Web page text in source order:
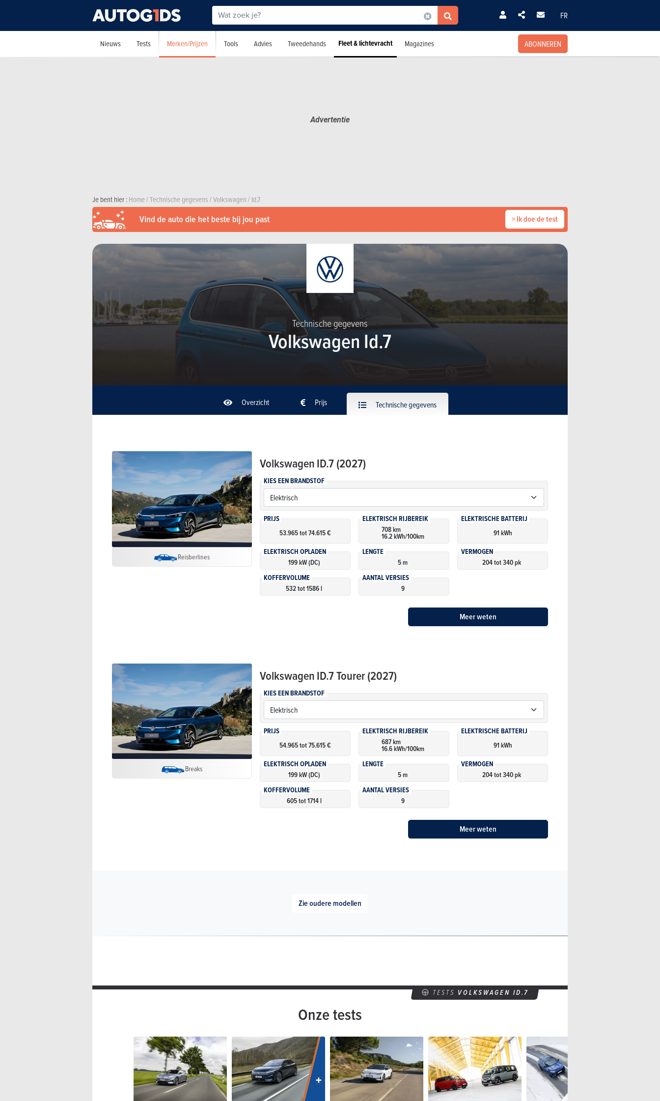
FR
Nieuws Tests Merken/Prijzen Tools Advies Tweedehands Fleet & lichtevracht Magazines ABONNEREN
Je bent hier :Home/Technische gegevens/Volkswagen/Id.7
Vind de auto die het beste bij jou past > Ik doe de test
Technische gegevens
Volkswagen Id.7
Overzicht Prijs Technische gegevens
Reisberlines
VolkswagenID.7 (2027)
KIES EEN BRANDSTOF
PRIJS
53.965 tot 74.615 €
ELEKTRISCH RIJBEREIK
708 km
16.2 kWh/100km
ELEKTRISCHE BATTERIJ
91 kWh
ELEKTRISCH OPLADEN
199 kW (DC)
LENGTE
5 m
VERMOGEN
204 tot 340 pk
KOFFERVOLUME
532 tot 1586 l
AANTAL VERSIES
9
Meer weten
Breaks
VolkswagenID.7 Tourer (2027)
KIES EEN BRANDSTOF
PRIJS
54.965 tot 75.615 €
ELEKTRISCH RIJBEREIK
687 km
16.6 kWh/100km
ELEKTRISCHE BATTERIJ
91 kWh
ELEKTRISCH OPLADEN
199 kW (DC)
LENGTE
5 m
VERMOGEN
204 tot 340 pk
KOFFERVOLUME
605 tot 1714 l
AANTAL VERSIES
9
Meer weten
Zie oudere modellen
TESTS VOLKSWAGEN ID.7
Onze tests